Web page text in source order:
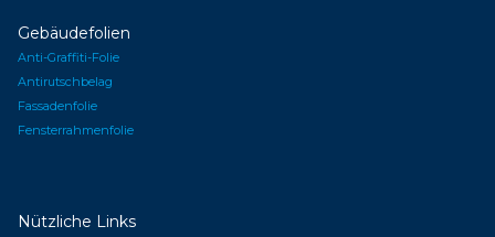
Gebäudefolien
Anti-Graffiti-Folie
Antirutschbelag
Fassadenfolie
Fensterrahmenfolie
Nützliche Links